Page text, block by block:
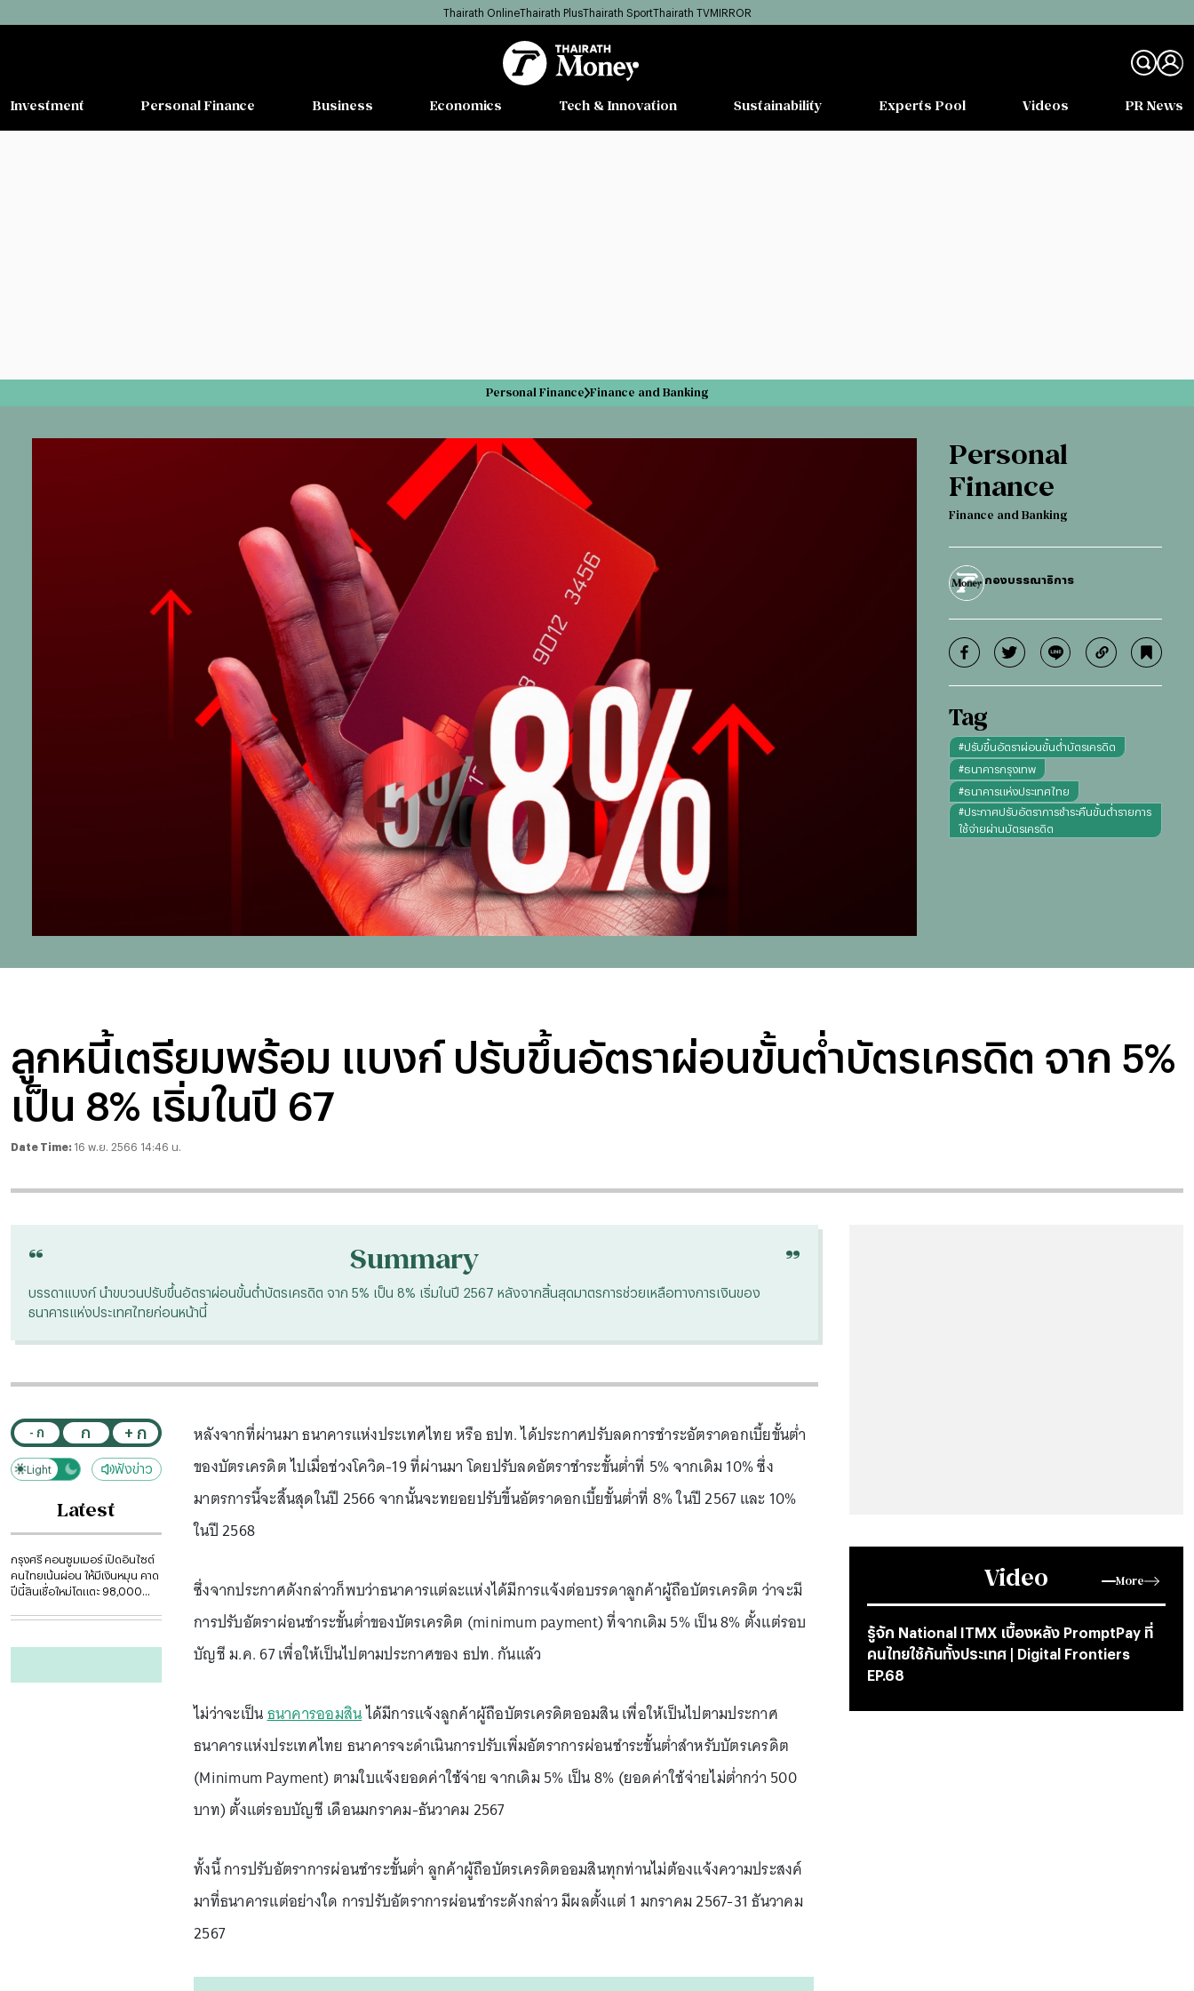
Thairath OnlineThairath PlusThairath SportThairath TVMIRROR
Investment Personal Finance Business Economics Tech & Innovation Sustainability Experts Pool Videos PR News
Personal Finance Finance and Banking
Personal
Finance
Finance and Banking
กองบรรณาธิการ
Tag
#ปรับขึ้นอัตราผ่อนขั้นต่ำบัตรเครดิต
#ธนาคารกรุงเทพ
#ธนาคารแห่งประเทศไทย
#ประกาศปรับอัตราการชำระคืนขั้นต่ำรายการ
ใช้จ่ายผ่านบัตรเครดิต
ลูกหนี้เตรียมพร้อม แบงก์ ปรับขึ้นอัตราผ่อนขั้นต่ำบัตรเครดิต จาก 5%
เป็น 8% เริ่มในปี 67
Date Time: 16 พ.ย. 2566 14:46 น.
Video More
รู้จัก National ITMX เบื้องหลัง PromptPay ที่
คนไทยใช้กันทั้งประเทศ | Digital Frontiers
EP.68
“ Summary “
บรรดาแบงก์ นำขบวนปรับขึ้นอัตราผ่อนขั้นต่ำบัตรเครดิต จาก 5% เป็น 8% เริ่มในปี 2567 หลังจากสิ้นสุดมาตรการช่วยเหลือทางการเงินของ
ธนาคารแห่งประเทศไทยก่อนหน้านี้
- ก ก + ก
Dark
Light ฟังข่าว
Latest
กรุงศรี คอนซูมเมอร์ เปิดอินไซต์
คนไทยเน้นผ่อน ให้มีเงินหมุน คาด
ปีนี้สินเชื่อใหม่โตแตะ 98,000
หลังจากที่ผ่านมา ธนาคารแห่งประเทศไทย หรือ ธปท. ได้ประกาศปรับลดการชำระอัตราดอกเบี้ยขั้นต่ำ
ของบัตรเครดิต ไปเมื่อช่วงโควิด-19 ที่ผ่านมา โดยปรับลดอัตราชำระขั้นต่ำที่ 5% จากเดิม 10% ซึ่ง
มาตรการนี้จะสิ้นสุดในปี 2566 จากนั้นจะทยอยปรับขึ้นอัตราดอกเบี้ยขั้นต่ำที่ 8% ในปี 2567 และ 10%
ในปี 2568
ซึ่งจากประกาศดังกล่าวก็พบว่าธนาคารแต่ละแห่งได้มีการแจ้งต่อบรรดาลูกค้าผู้ถือบัตรเครดิต ว่าจะมี
การปรับอัตราผ่อนชำระขั้นต่ำของบัตรเครดิต (minimum payment) ที่จากเดิม 5% เป็น 8% ตั้งแต่รอบ
บัญชี ม.ค. 67 เพื่อให้เป็นไปตามประกาศของ ธปท. กันแล้ว
ไม่ว่าจะเป็นธนาคารออมสินได้มีการแจ้งลูกค้าผู้ถือบัตรเครดิตออมสิน เพื่อให้เป็นไปตามประกาศ
ธนาคารแห่งประเทศไทย ธนาคารจะดำเนินการปรับเพิ่มอัตราการผ่อนชำระขั้นต่ำสำหรับบัตรเครดิต
(Minimum Payment) ตามใบแจ้งยอดค่าใช้จ่าย จากเดิม 5% เป็น 8% (ยอดค่าใช้จ่ายไม่ต่ำกว่า 500
บาท) ตั้งแต่รอบบัญชี เดือนมกราคม-ธันวาคม 2567
ทั้งนี้ การปรับอัตราการผ่อนชำระขั้นต่ำ ลูกค้าผู้ถือบัตรเครดิตออมสินทุกท่านไม่ต้องแจ้งความประสงค์
มาที่ธนาคารแต่อย่างใด การปรับอัตราการผ่อนชำระดังกล่าว มีผลตั้งแต่ 1 มกราคม 2567-31 ธันวาคม
2567